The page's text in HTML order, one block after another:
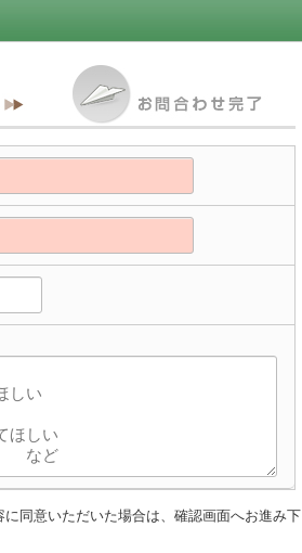
同意いただいた場合は、確認画面へお進み下